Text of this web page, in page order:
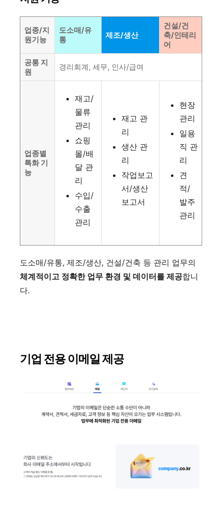
업종/지
원기능
도소매/유
통
제조/생산
건설/건
축/인테리
어
공통 지
원
경리회계, 세무, 인사/급여
업종별
특화 기
능
재고/
물류
관리
쇼핑
몰/배
달 관
리
수입/
수출
관리
재고 관
리
생산 관
리
작업보고
서/생산
보고서
현장
관리
일용
직 관
리
견
적/
발주
관리
도소매/유통, 제조/생산, 건설/건축 등 관리 업무의
체계적이고 정확한 업무 환경 및 데이터를 제공합니
다.
기업 전용 이메일 제공